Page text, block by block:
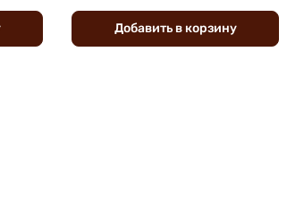
Добавить вкорзину